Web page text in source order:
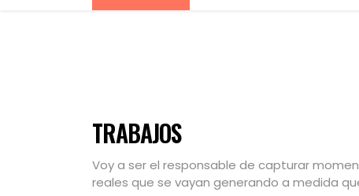
TRABAJOS
Voy a ser el responsable de capturar
reales que se vayan generando a medida